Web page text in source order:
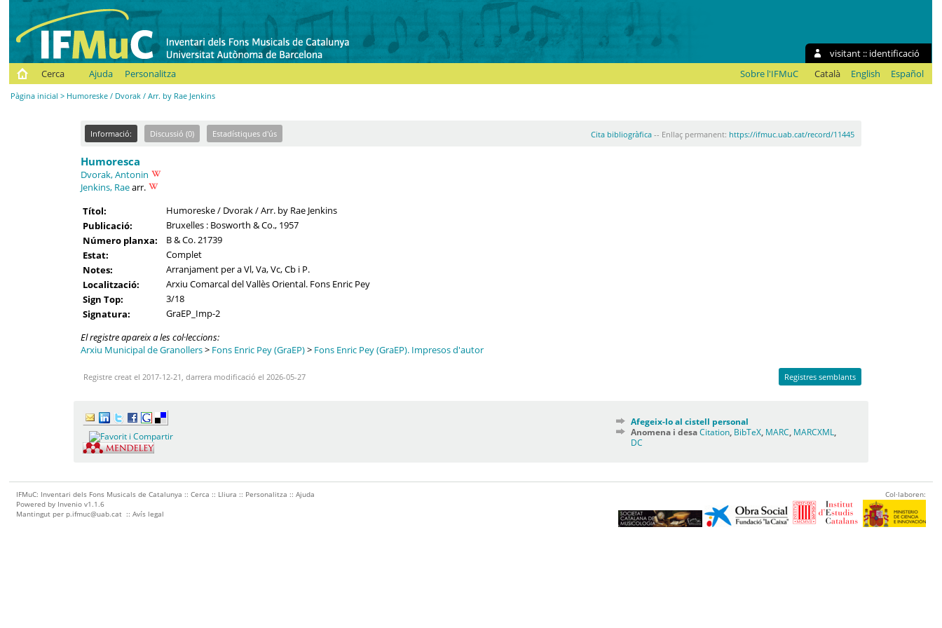
visitant :: identificació
Cerca
Ajuda Personalitza Sobre l'IFMuC Català English Español
Pàgina inicial > Humoreske / Dvorak / Arr. by Rae Jenkins
Informació: Discussió (0) Estadístiques d'ús Cita bibliogràfica-- Enllaç permanent: https://ifmuc.uab.cat/record/11445
Humoresca
Dvorak, Antonin
Jenkins, Raearr.
Títol:
Humoreske / Dvorak / Arr. by Rae Jenkins
Publicació:
Bruxelles : Bosworth & Co., 1957
Número planxa:
B & Co. 21739
Estat:
Complet
Notes:
Arranjament per a Vl, Va, Vc, Cb i P.
Localització:
Arxiu Comarcal del Vallès Oriental. Fons Enric Pey
Sign Top:
3/18
Signatura:
GraEP_Imp-2
El registre apareix a les col·leccions:
Arxiu Municipal de Granollers> Fons Enric Pey (GraEP)> Fons Enric Pey (GraEP). Impresos d'autor
Registre creat el 2017-12-21, darrera modificació el 2026-05-27 Registres semblants
Afegeix-lo al cistell personal
Anomena i desaCitation BibTeX MARC MARCXML
DC
IFMuC: Inventari dels Fons Musicals de Catalunya ::Cerca :: Lliura :: Personalitza ::Ajuda
Powered by Invenio v1.1.6
Mantingut per p.ifmuc@uab.cat ::Avís legal
Col·laboren: